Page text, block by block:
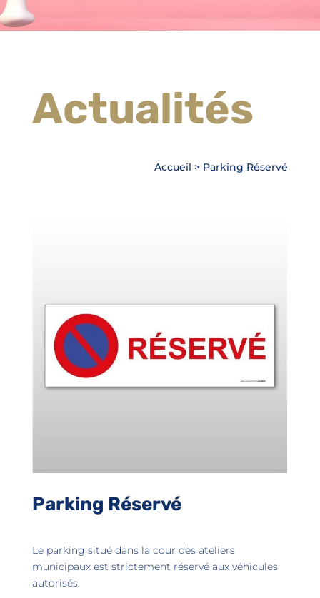
Actualités
Accueil > Parking Réservé
Parking Réservé
Le parking situé dans la cour des ateliers
municipaux est strictement réservé aux véhicules
autorisés.